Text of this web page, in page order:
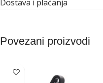
Dostava i plaćanja
Povezani proizvodi